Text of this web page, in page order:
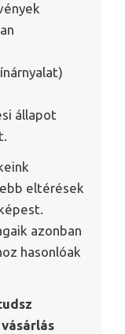
állapot
eltérések
azonban
hasonlóak